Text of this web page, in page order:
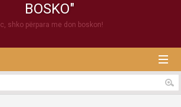
BOSKO"
shko përpara me don boskon!